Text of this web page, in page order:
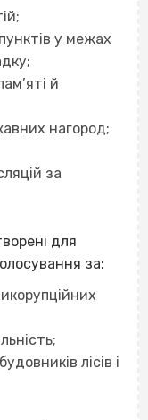
у межах
й
нагород;
за
для
за:
лісів і